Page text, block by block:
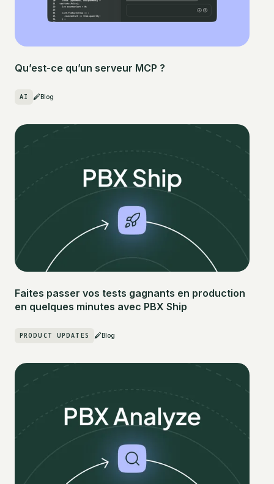
Qu’est-ce qu’un serveur MCP ?
AI Blog
Faites passer vos tests gagnants en production
en quelques minutes avec PBX Ship
PRODUCT UPDATES Blog